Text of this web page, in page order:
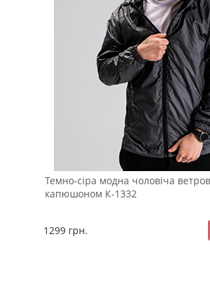
Темно-сіра модна чоловіча
капюшоном К-1332
1299 грн.